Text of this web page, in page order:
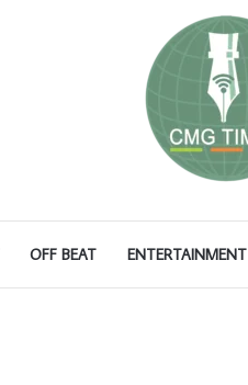
OFF BEAT ENTERTAINMENT